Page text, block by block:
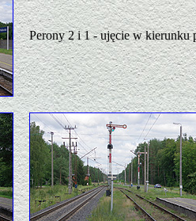
Perony 2 i 1 - ujęcie w kierunku